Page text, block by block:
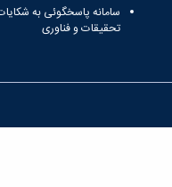
سامانه پاسخگوئی به
تحقیقات و فناوری